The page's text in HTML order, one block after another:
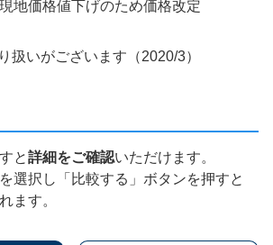
地価格値下げのため価格改定
扱いがございます（2020/3）
と詳細をご確認いただけます。
選択し「比較する」ボタンを押すと
ます。